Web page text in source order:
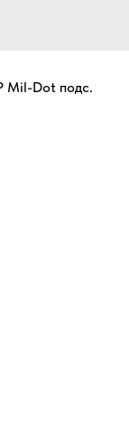
Mil-Dot подс.